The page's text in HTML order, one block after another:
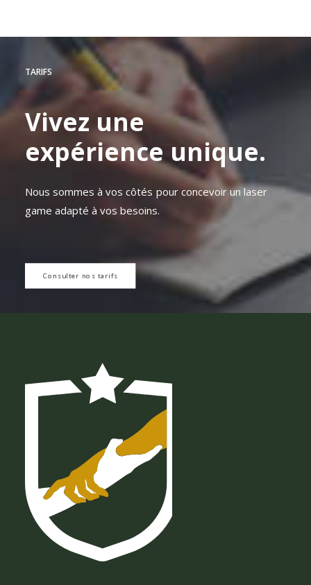
TARIFS
Vivez une
expérience unique.
Nous sommes à vos côtés pour concevoir un laser
game adapté à vos besoins.
Consulter nos tarifs